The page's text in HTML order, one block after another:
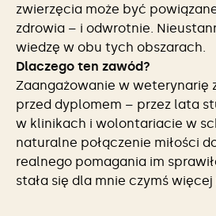
zwierzęcia może być
zdrowia – i odwrotnie.
wiedzę w obu tych obszarach.
Dlaczego ten zawód?
Zaangażowanie w weterynarię
przed dyplomem – przez lata
w klinikach i wolontariacie w
naturalne połączenie miłości
realnego pomagania im
stała się dla mnie czymś